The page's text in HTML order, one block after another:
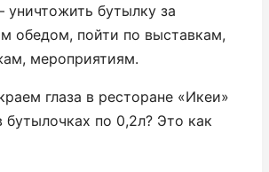
бутылку за
обедом, пойти по выставкам,
мероприятиям.
глаза в ресторане «Икеи»
бутылочках по 0,2л? Это как